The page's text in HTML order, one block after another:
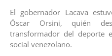
El gobernador Lacava
Óscar Orsini, quién
transformador del deporte
social venezolano.